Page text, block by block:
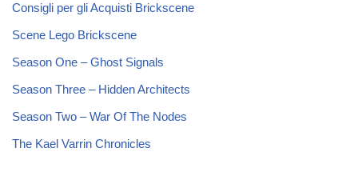
Consigli per gli Acquisti Brickscene
Scene Lego Brickscene
Season One – Ghost Signals
Season Three – Hidden Architects
Season Two – War Of The Nodes
The Kael Varrin Chronicles